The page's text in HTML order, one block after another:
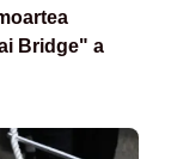
Bridge" a